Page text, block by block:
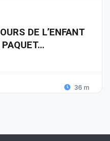
DE L’ENFANT
PAQUET…
36 m